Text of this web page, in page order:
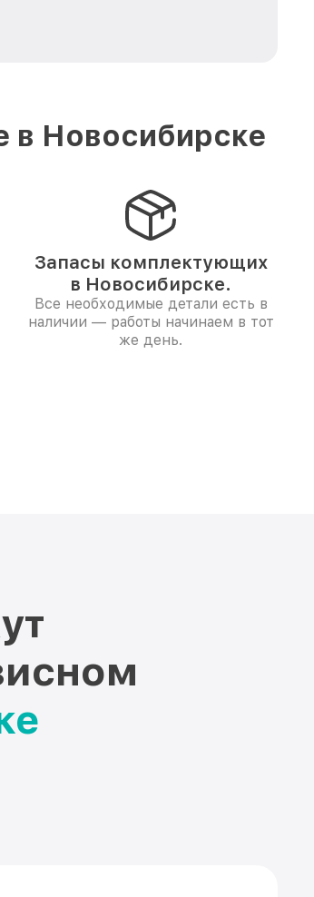
в Новосибирске
Запасы комплектующих
в Новосибирске.
Все необходимые детали есть в
наличии — работы начинаем в тот
же день.